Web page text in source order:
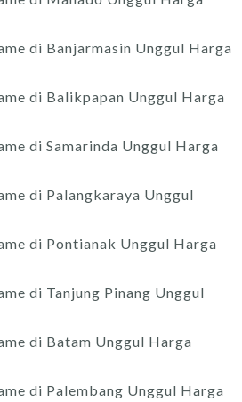
di Banjarmasin Unggul Harga
di Balikpapan Unggul Harga
di Samarinda Unggul Harga
di Palangkaraya Unggul
di Pontianak Unggul Harga
di Tanjung Pinang Unggul
di Batam Unggul Harga
di Palembang Unggul Harga